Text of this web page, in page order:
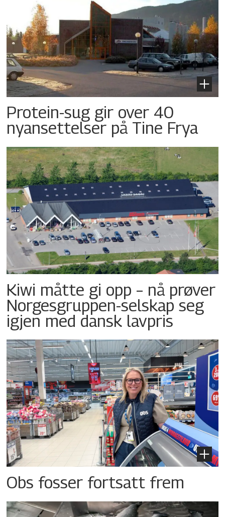
Protein-sug gir over 40
nyansettelser på Tine Frya
Kiwi måtte gi opp – nå prøver
Norgesgruppen-selskap seg
igjen med dansk lavpris
Obs fosser fortsatt frem